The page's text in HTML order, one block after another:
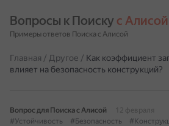
Вопросы к Поиску с Алисой
Примеры ответов Поиска с Алисой
Главная / Другое / Как коэффициент
влияет на безопасность конструкций?
Вопрос для Поиска с Алисой
12 февраля
#Устойчивость
#Безопасность